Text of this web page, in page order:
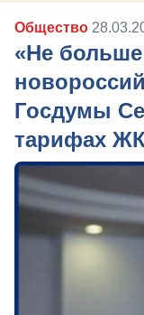
Общество
«Не больше
Госдумы
тарифах